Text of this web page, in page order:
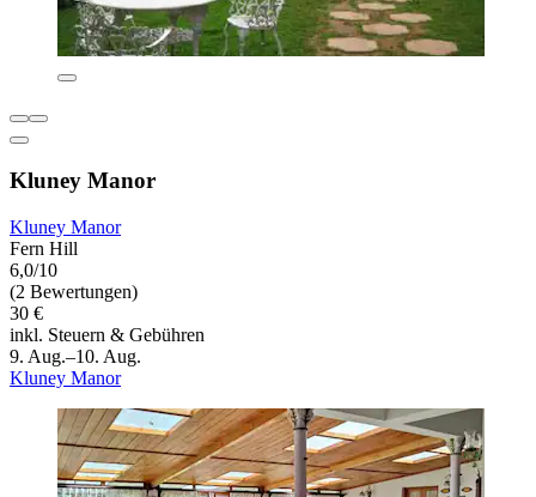
Kluney Manor
Kluney Manor
Fern Hill
6,0/10
(2 Bewertungen)
30 €
inkl. Steuern & Gebühren
9. Aug.–10. Aug.
Kluney Manor